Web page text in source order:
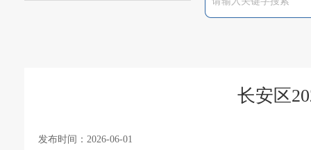
长安区
发布时间：2026-06-01